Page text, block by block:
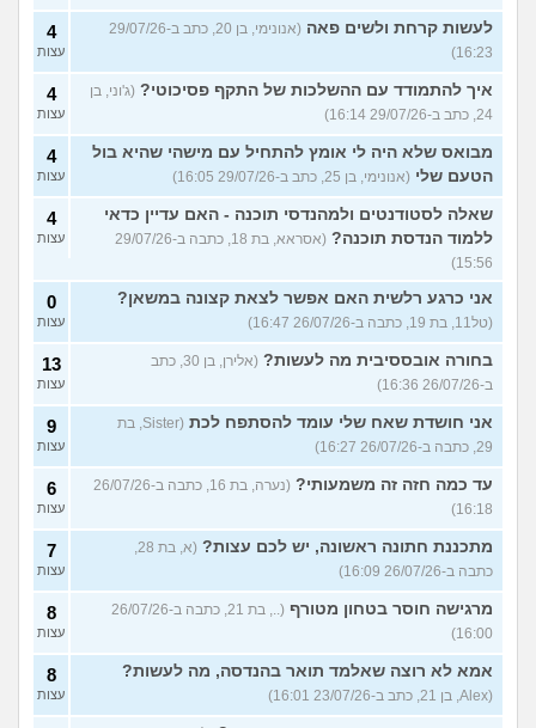
לעשות קרחת ולשים פאה
(אנונימי, בן 20, כתב ב-29/07/26
16:23)
4
עצות
איך להתמודד עם ההשלכות של התקף פסיכוטי? (ג'וני, בן
24, כתב ב-29/07/26 16:14)
4
עצות
מבואס שלא היה לי אומץ להתחיל עם מישהי שהיא בול
הטעם שלי (אנונימי, בן 25, כתב ב-29/07/26 16:05)
4
עצות
שאלה לסטודנטים ולמהנדסי תוכנה - האם עדיין כדאי
ללמוד הנדסת תוכנה?
(אסראא, בת 18, כתבה ב-29/07/26
15:56)
4
עצות
אני כרגע רלשית האם אפשר לצאת קצונה במשאן?
(טל11, בת 19, כתבה ב-26/07/26 16:47)
0
עצות
בחורה אובססיבית מה לעשות?
(אלירן, בן 30, כתב
ב-26/07/26 16:36)
13
עצות
אני חושדת שאח שלי עומד להסתפח לכת
(Sister, בת
29, כתבה ב-26/07/26 16:27)
9
עצות
עד כמה חזה זה משמעותי?
(נערה, בת 16, כתבה ב-26/07/26
16:18)
6
עצות
מתכננת חתונה ראשונה, יש לכם עצות?
כתבה ב-26/07/26 16:09)
7
עצות
מרגישה חוסר בטחון מטורף
(.., בת 21, כתבה ב-26/07/26
16:00)
8
עצות
אמא לא רוצה שאלמד תואר בהנדסה, מה לעשות?
(Alex, בן 21, כתב ב-23/07/26 16:01)
8
עצות